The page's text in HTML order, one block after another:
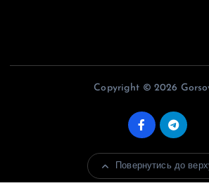
Copyright © 2026
Повернутись до